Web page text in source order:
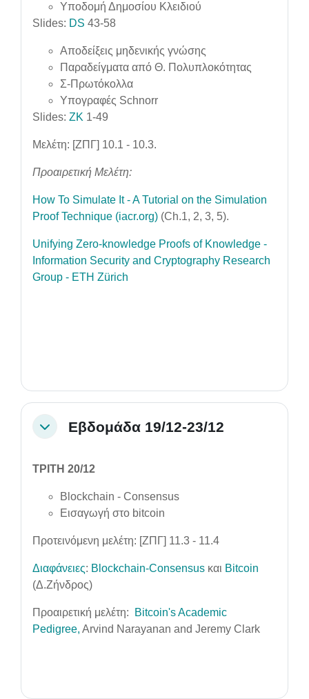
Υποδομή Δημοσίου Κλειδιού
Slides: DS 43-58
Αποδείξεις μηδενικής γνώσης
Παραδείγματα από Θ. Πολυπλοκότητας
Σ-Πρωτόκολλα
Υπογραφές Schnorr
Slides: ZK 1-49
Μελέτη: [ΖΠΓ] 10.1 - 10.3.
Προαιρετική Μελέτη:
How To Simulate It - A Tutorial on the Simulation
Proof Technique (iacr.org) (Ch.1, 2, 3, 5).
Unifying Zero-knowledge Proofs of Knowledge -
Information Security and Cryptography Research
Group - ETH Zürich
CollapseΕβδομάδα 19/12-23/12
ΤΡΙΤΗ 20/12
Blockchain - Consensus
Εισαγωγή στο bitcoin
Προτεινόμενη μελέτη: [ΖΠΓ] 11.3 - 11.4
Διαφάνειες: Blockchain-Consensus και Bitcoin
(Δ.Ζήνδρος)
Προαιρετική μελέτη:
Bitcoin's Academic
Pedigree, Arvind Narayanan and Jeremy Clark